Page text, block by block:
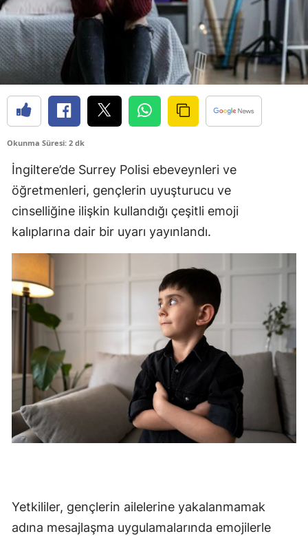
Bursa
Çanakkale
Çankırı
Edirne
Erzincan
Eskişehir
Gaziantep
Giresun
Gümüşhane
Hakkari
Hatay
İstanbul
Okunma Süresi: 2 dk
İngiltere’de Surrey Polisi ebeveynleri ve
öğretmenleri, gençlerin uyuşturucu ve
cinselliğine ilişkin kullandığı çeşitli emoji
kalıplarına dair bir uyarı yayınlandı.
Yetkililer, gençlerin ailelerine yakalanmamak
adına mesajlaşma uygulamalarında emojilerle